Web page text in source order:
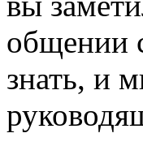
общении
знать, и